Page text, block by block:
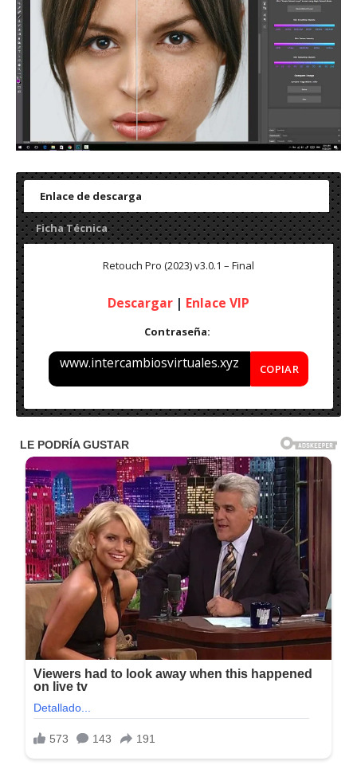
Enlace de descarga
Ficha Técnica
Retouch Pro (2023) v3.0.1 – Final
Descargar | Enlace VIP
Contraseña:
www.intercambiosvirtuales.xyz COPIAR
Nombre: Retouch Pro (2023) v3.0.1 – Final
Idioma: Multilenguaje
Activador: Incl.
Peso: 17 MB
Sistema Operativo:Windows